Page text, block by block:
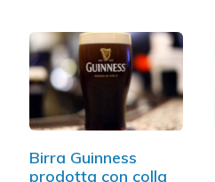
Birra Guinness
prodotta con colla